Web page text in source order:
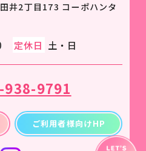
井2丁目173 コーポハンタ
定休日 土・日
938-9791
ご利用者様向けHP